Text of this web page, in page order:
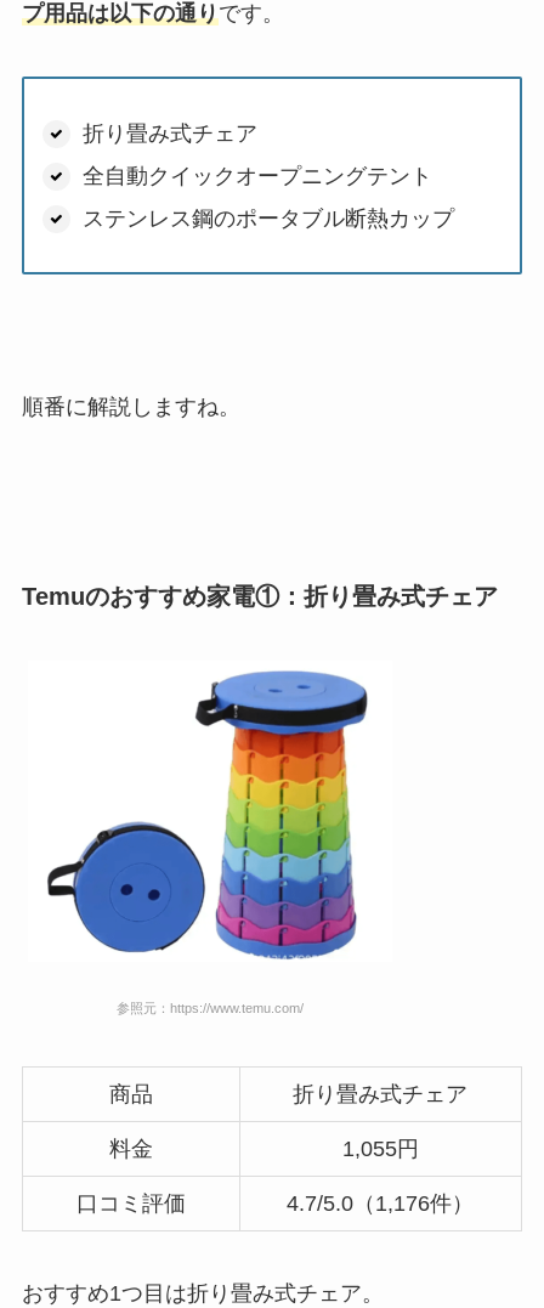
プ用品は以下の通りです。
折り畳み式チェア
全自動クイックオープニングテント
ステンレス鋼のポータブル断熱カップ
順番に解説しますね。
Temuのおすすめ家電①：折り畳み式チェア
参照元：https://www.temu.com/
商品 折り畳み式チェア
料金 1,055円
口コミ評価 4.7/5.0（1,176件）
おすすめ1つ目は折り畳み式チェア。